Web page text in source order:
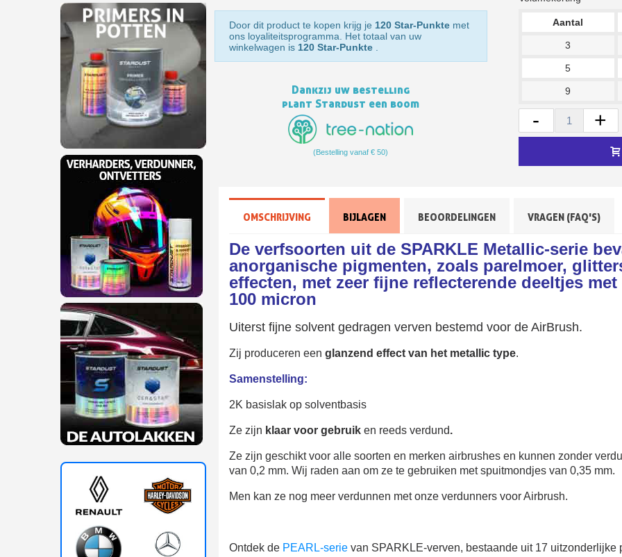
Betaling in 4x gratis
Je online offerte
Deel je creaties en
Verzamel
5€ korting op
10€ shopping
Deel je creaties en
10€ shopping
Door dit product te kopen krijg je 120 Star-Punkte met
ons loyaliteitsprogramma. Het totaal van uw
winkelwagen is 120 Star-Punkte .
Dankzij uw bestelling
plant Stardust een boom
(Bestelling vanaf € 50)
Aantal
3
5
9
- +
OMSCHRIJVING BIJLAGEN BEOORDELINGEN VRAGEN (FAQ'S)
De verfsoorten uit de SPARKLE Metallic-serie
anorganische pigmenten, zoals parelmoer,
effecten, met zeer fijne reflecterende deeltjes
100 micron
Uiterst fijne solvent gedragen verven bestemd voor de AirBrush.
Zij produceren een glanzend effect van het metallic type.
Samenstelling:
2K basislak op solventbasis
Ze zijn klaar voor gebruiken reedsverdund.
Ze zijn geschikt voor alle soorten en merken airbrushes en kunnen zonder
van 0,2 mm. Wij raden aan om ze te gebruiken met spuitmondjes van 0,35 mm.
Men kan ze nog meer verdunnen met onze verdunners voor Airbrush.
Ontdek de PEARL-serievan SPARKLE-verven, bestaande uit 17 uitzonderlijke